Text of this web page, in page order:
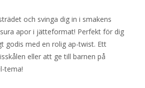
och svinga dig in i smakens
apor i jätteformat! Perfekt för dig
godis med en rolig ap-twist. Ett
eller att ge till barnen på
tema!